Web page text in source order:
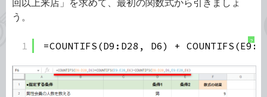
う。
?
1 =COUNTIFS(D9:D28, D6) +